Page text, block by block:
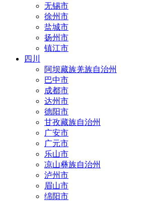
无锡市
徐州市
盐城市
扬州市
镇江市
四川
阿坝藏族羌族自治州
巴中市
成都市
达州市
德阳市
甘孜藏族自治州
广安市
广元市
乐山市
凉山彝族自治州
泸州市
眉山市
绵阳市